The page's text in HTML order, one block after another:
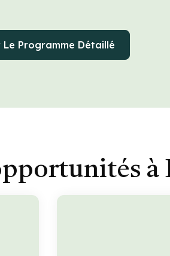
Le Programme Détaillé
à